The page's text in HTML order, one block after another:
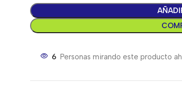
6 Personas mirando este producto